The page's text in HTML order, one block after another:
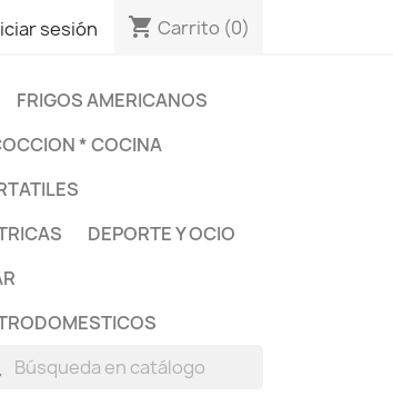
sesión shopping_cart Carrito (0)
FRIGOS AMERICANOS
* COCINA
DEPORTE Y OCIO